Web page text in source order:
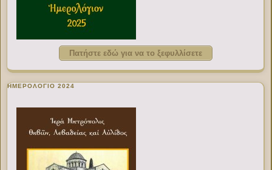
Πατήστε εδώ για να το ξεφυλλίσετε
ΗΜΕΡΟΛΟΓΙΟ 2024